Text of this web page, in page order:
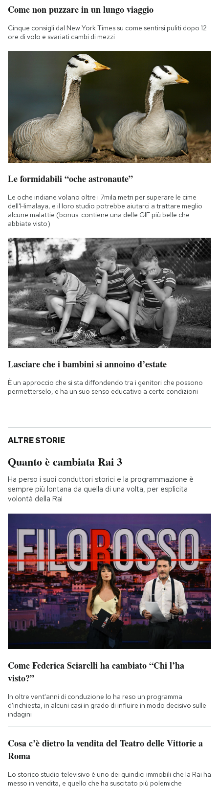
Come non puzzare in un lungo viaggio
Cinque consigli dal New York Times su come sentirsi puliti dopo 12
ore di volo e svariati cambi di mezzi
Le formidabili “oche astronaute”
Le oche indiane volano oltre i 7mila metri per superare le cime
dell'Himalaya, e il loro studio potrebbe aiutarci a trattare meglio
alcune malattie (bonus: contiene una delle GIF più belle che
abbiate visto)
Lasciare che i bambini si annoino d’estate
È un approccio che si sta diffondendo tra i genitori che possono
permetterselo, e ha un suo senso educativo a certe condizioni
ALTRE STORIE
Quanto è cambiata Rai 3
Ha perso i suoi conduttori storici e la programmazione è
sempre più lontana da quella di una volta, per esplicita
volontà della Rai
Come Federica Sciarelli ha cambiato “Chi l’ha
visto?”
In oltre vent'anni di conduzione lo ha reso un programma
d'inchiesta, in alcuni casi in grado di influire in modo decisivo sulle
indagini
Cosa c’è dietro la vendita del Teatro delle Vittorie a
Roma
Lo storico studio televisivo è uno dei quindici immobili che la Rai ha
messo in vendita, e quello che ha suscitato più polemiche